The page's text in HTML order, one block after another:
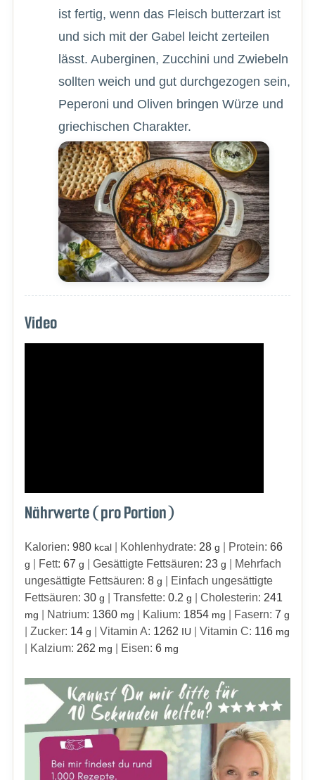
ist fertig, wenn das Fleisch butterzart ist
und sich mit der Gabel leicht zerteilen
lässt. Auberginen, Zucchini und Zwiebeln
sollten weich und gut durchgezogen sein,
Peperoni und Oliven bringen Würze und
griechischen Charakter.
Video
Nährwerte (pro Portion)
Kalorien: 980 kcal| Kohlenhydrate: 28 g Protein: 66
g Fett: 67 g Gesättigte Fettsäuren: 23 g
Mehrfach
ungesättigte Fettsäuren: 8 g
Einfach ungesättigte
Fettsäuren: 30 g Transfette: 0.2 g Cholesterin: 241
mg Natrium: 1360 mg Kalium: 1854 mg Fasern: 7 g
Zucker: 14 g Vitamin A: 1262 IU Vitamin C: 116 mg
Kalzium: 262 mg Eisen: 6 mg